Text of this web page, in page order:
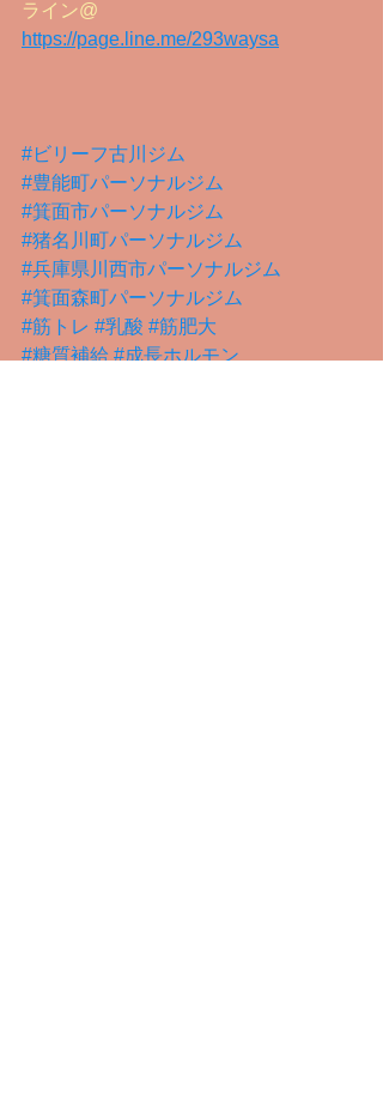
ライン@
https://page.line.me/293waysa
#ビリーフ古川ジム
#豊能町パーソナルジム
#箕面市パーソナルジム
#猪名川町パーソナルジム
#兵庫県川西市パーソナルジム
#箕面森町パーソナルジム
#筋トレ #乳酸 #筋肥大
#糖質補給 #成長ホルモン